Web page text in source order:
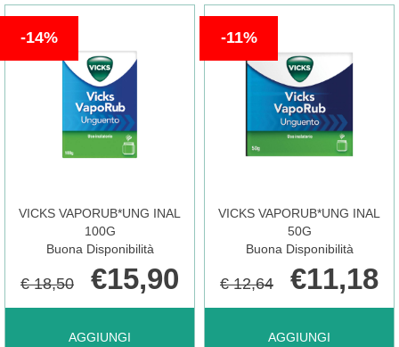
ALOE*NEB
15ML0,05% AL
SEDATIVO*180ML
MIE NON
DISPONIBILE
VICKS VAPORUB*UNG INAL
100G
Buona Disponibilità
14%
€ 18,50 €15,90
AGGIUNGI
AGGIUNGI VICKS
VICKS VAPORUB*UNG INAL
50G
Buona Disponibilità
11%
€ 12,64 €11,18
AGGIUNGI
AGGIUNGI VICKS